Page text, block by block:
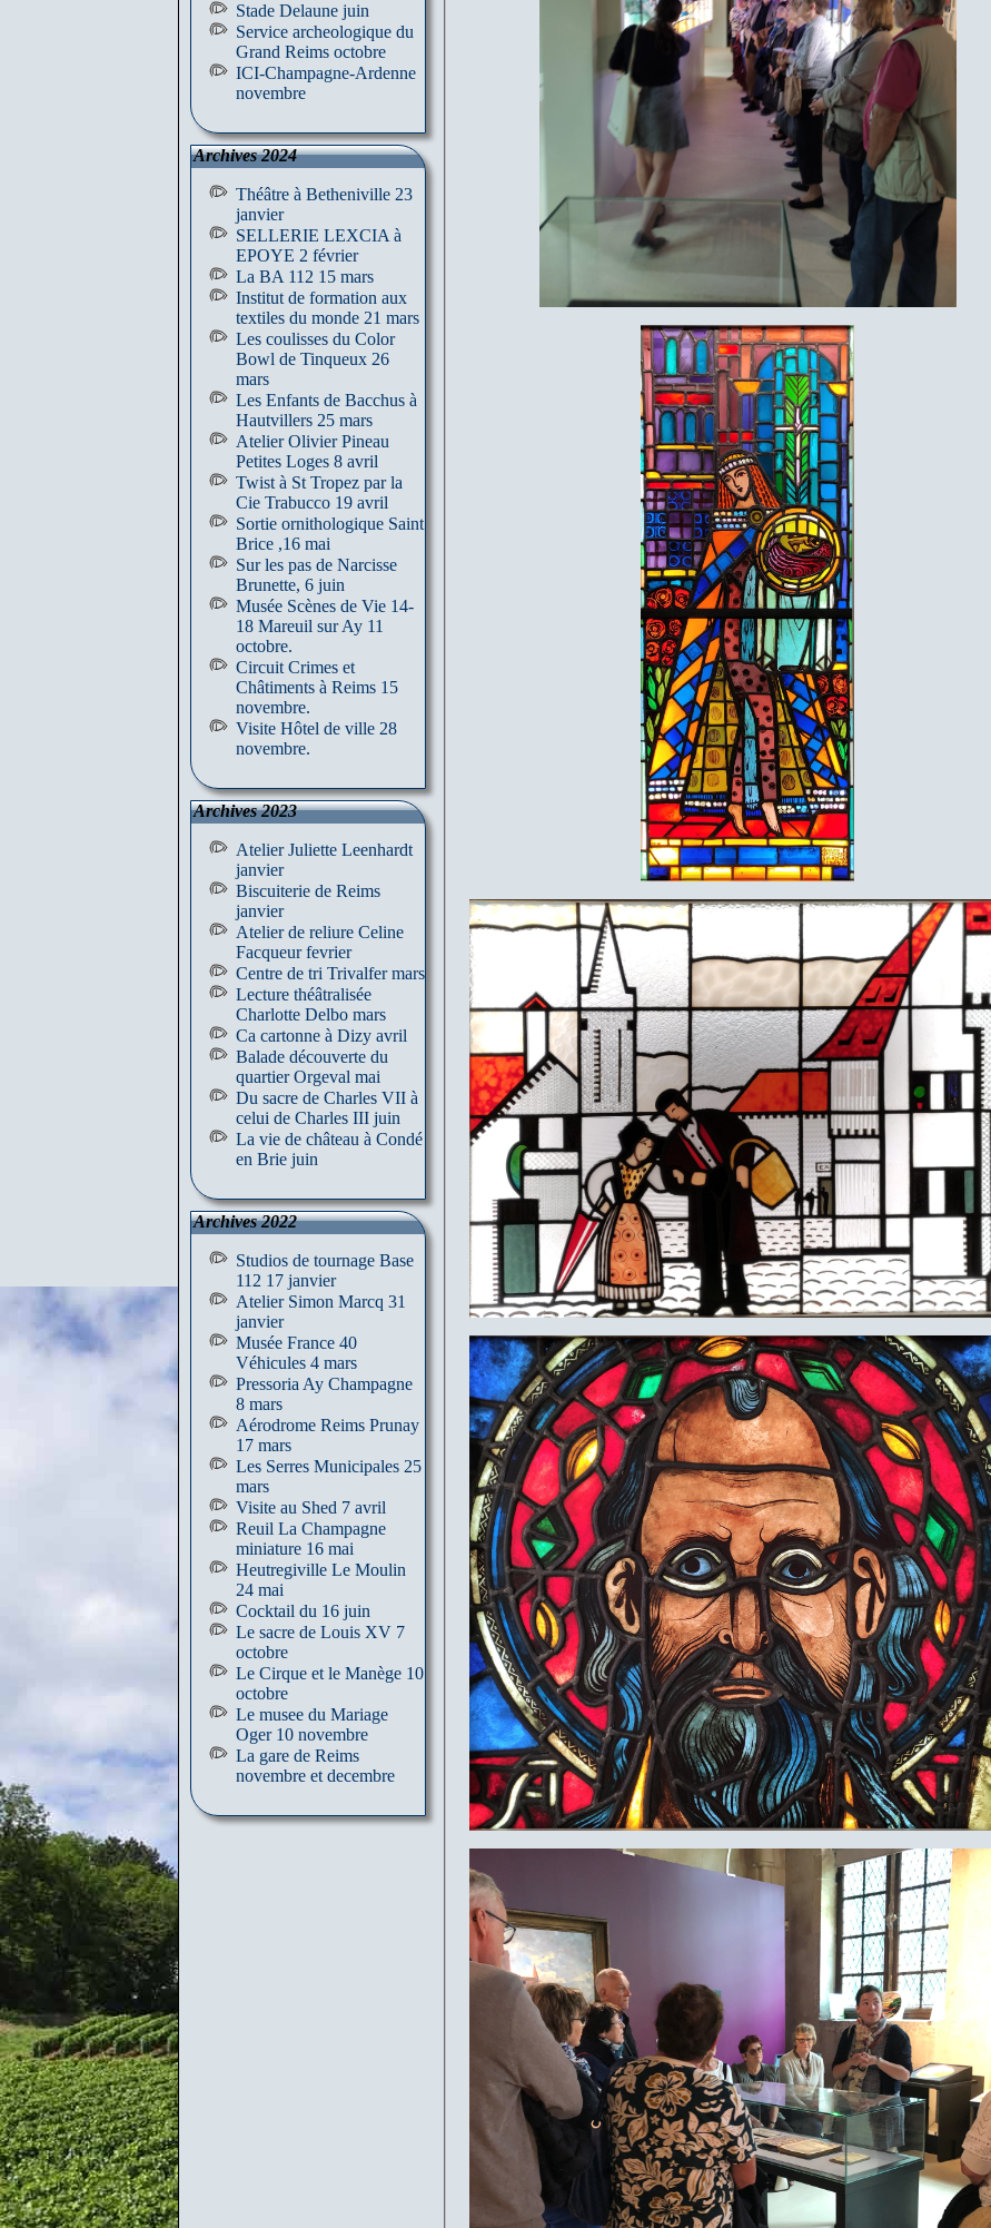
Stade Delaune juin
Service archeologique du
Grand Reims octobre
ICI-Champagne-Ardenne
novembre
Archives 2024
Théâtre à Betheniville 23
janvier
SELLERIE LEXCIA à
EPOYE 2 février
La BA 112 15 mars
Institut de formation aux
textiles du monde 21 mars
Les coulisses du Color
Bowl de Tinqueux 26
mars
Les Enfants de Bacchus à
Hautvillers 25 mars
Atelier Olivier Pineau
Petites Loges 8 avril
Twist à St Tropez par la
Cie Trabucco 19 avril
Sortie ornithologique Saint
Brice ,16 mai
Sur les pas de Narcisse
Brunette, 6 juin
Musée Scènes de Vie 14-
18 Mareuil sur Ay 11
octobre.
Circuit Crimes et
Châtiments à Reims 15
novembre.
Visite Hôtel de ville 28
novembre.
Archives 2023
Atelier Juliette Leenhardt
janvier
Biscuiterie de Reims
janvier
Atelier de reliure Celine
Facqueur fevrier
Centre de tri Trivalfer mars
Lecture théâtralisée
Charlotte Delbo mars
Ca cartonne à Dizy avril
Balade découverte du
quartier Orgeval mai
Du sacre de Charles VII à
celui de Charles III juin
La vie de château à Condé
en Brie juin
Archives 2022
Studios de tournage Base
112 17 janvier
Atelier Simon Marcq 31
janvier
Musée France 40
Véhicules 4 mars
Pressoria Ay Champagne
8 mars
Aérodrome Reims Prunay
17 mars
Les Serres Municipales 25
mars
Visite au Shed 7 avril
Reuil La Champagne
miniature 16 mai
Heutregiville Le Moulin
24 mai
Cocktail du 16 juin
Le sacre de Louis XV 7
octobre
Le Cirque et le Manège 10
octobre
Le musee du Mariage
Oger 10 novembre
La gare de Reims
novembre et decembre